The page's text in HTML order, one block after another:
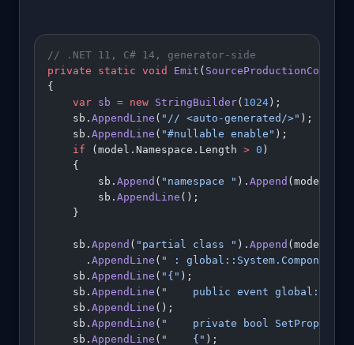
// .NET 11, C# 14, generator-side
private static void Emit ( SourceProductionContext
{
    var
sb = new StringBuilder( 1024);
    sb.
AppendLine ( "// <auto-generated/>" );
    sb.
AppendLine ( "#nullable enable" );
    if
(model.Namespace.Length > 0 )
    {
        sb.
Append ( "namespace " ). Append
        sb.
AppendLine ();
    }
    sb.
Append ( "partial class " ). Append
      .
AppendLine ( " :
    sb.
AppendLine ( "{" );
    sb.
AppendLine ( "    public event
    sb.
AppendLine ();
    sb.
AppendLine ( "    private bool
    sb.
AppendLine ( "    {" );